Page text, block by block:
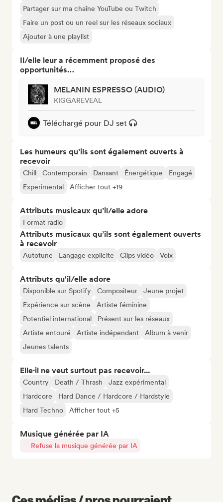
Partager sur ma chaîne YouTube ou Twitch
Faire un post ou un reel sur les réseaux sociaux
Ajouter à une playlist
Il/elle leur a récemment proposé des
opportunités…
MELANIN ESPRESSO (AUDIO)
KIGGAREVEAL
Téléchargé pour DJ set
Les humeurs qu’ils sont également ouverts à
recevoir
Chill Contemporain Dansant Énergétique
Engagé
Experimental
Afficher tout +19
Attributs musicaux qu’il/elle adore
Format radio
Attributs musicaux qu’ils sont également ouverts
à recevoir
Autotune Langage explicite Clips vidéo Voix
Attributs qu'il/elle adore
Disponible sur Spotify Compositeur
Jeune projet
Expérience sur scène
Artiste féminine
Potentiel international
Présent sur les réseaux
Artiste entouré
Artiste indépendant
Album à venir
Jeunes talents
Elle·il ne veut surtout pas recevoir...
Country Death / Thrash
Jazz expérimental
Hardcore
Hard Dance / Hardcore / Hardstyle
Hard Techno
Afficher tout +5
Musique générée par IA
Refuse la musique générée par IA